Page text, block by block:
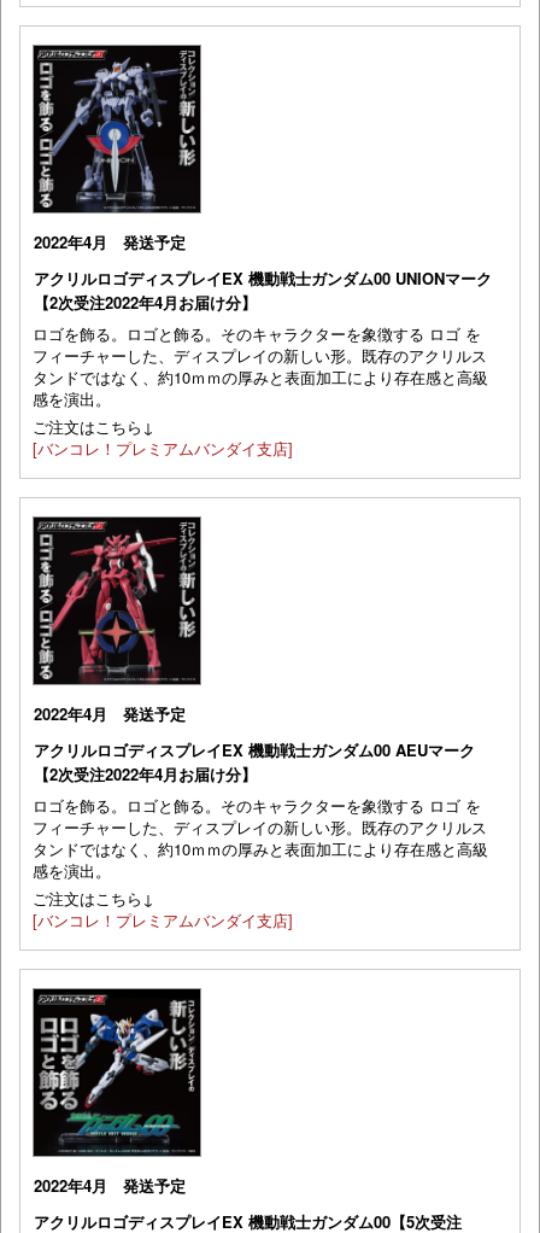
2022年4月 発送予定
アクリルロゴディスプレイEX 機動戦士ガンダム00 UNIONマーク
【2次受注2022年4月お届け分】
ロゴを飾る。ロゴと飾る。そのキャラクターを象徴する ロゴ を
フィーチャーした、ディスプレイの新しい形。既存のアクリルス
タンドではなく、約10ｍｍの厚みと表面加工により存在感と高級
感を演出。
ご注文はこちら↓
[バンコレ！プレミアムバンダイ支店]
2022年4月 発送予定
アクリルロゴディスプレイEX 機動戦士ガンダム00 AEUマーク
【2次受注2022年4月お届け分】
ロゴを飾る。ロゴと飾る。そのキャラクターを象徴する ロゴ を
フィーチャーした、ディスプレイの新しい形。既存のアクリルス
タンドではなく、約10ｍｍの厚みと表面加工により存在感と高級
感を演出。
ご注文はこちら↓
[バンコレ！プレミアムバンダイ支店]
2022年4月 発送予定
アクリルロゴディスプレイEX 機動戦士ガンダム00【5次受注